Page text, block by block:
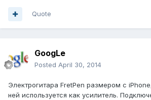
Quote
GoogLe
Posted April 30, 2014
Электрогитара FretPen размером с
ней используется как усилитель.